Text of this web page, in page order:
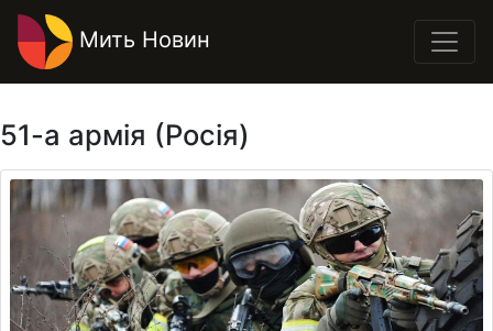
Мить Новин
51-а армія (Росія)